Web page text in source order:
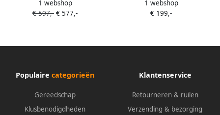
HD 3-pack
1 webshop
€ 597,- € 577,-
HD
1 webshop
€ 199,-
Populaire categorieën
Gereedschap
Klusbenodigdheden
Klantenservice
Retourneren & ruilen
Verzending & bezorging